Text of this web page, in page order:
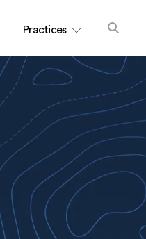
Practices